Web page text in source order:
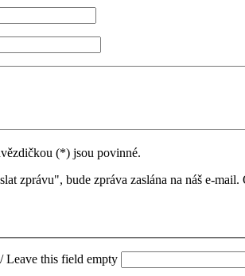
(*) jsou povinné.
zprávu", bude zpráva zaslána na náš e-
Leave this field empty